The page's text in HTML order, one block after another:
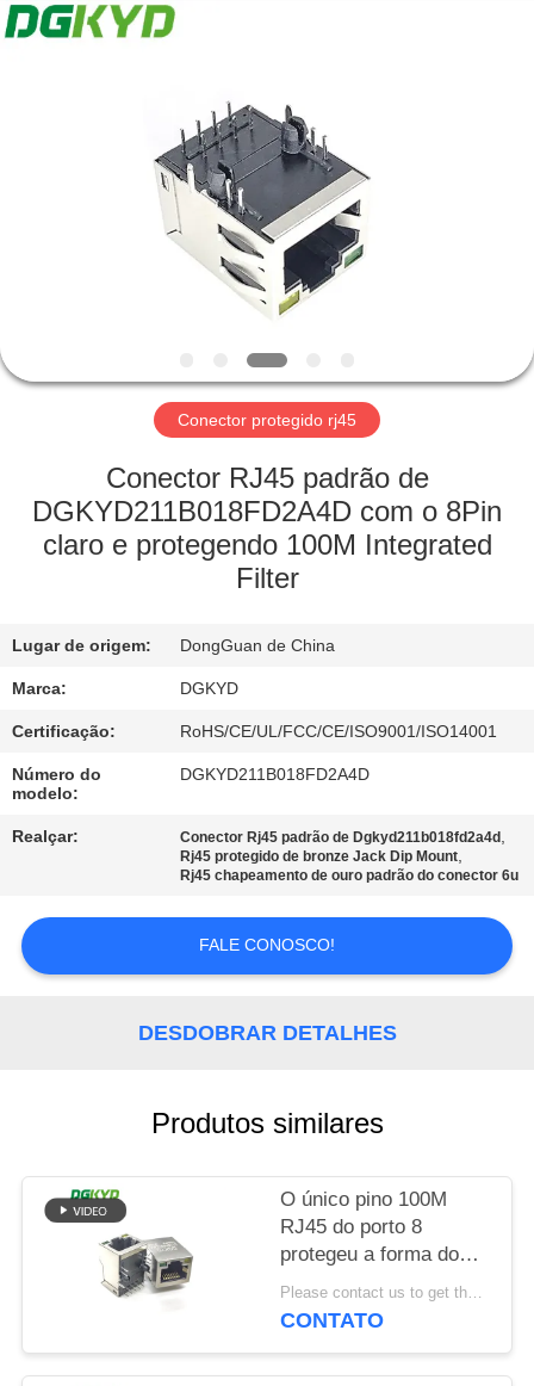
PRODUTOS
RV
EXCURSÃO
CONTROLE
DA
QUALIDADE
CONTACTE-
PEÇA
CITAÇÕES
POLÍTICA
PRIVACIDADE
Keyouda
Electronic
Conector protegido rj45
Conector RJ45 padrão de
DGKYD211B018FD2A4D com o 8Pin
claro e protegendo 100M Integrated
Filter
Lugar de origem: DongGuan de China
Marca: DGKYD
Certificação: RoHS/CE/UL/FCC/CE/ISO9001/ISO14001
Número do
modelo:
DGKYD211B018FD2A4D
Realçar: Conector Rj45 padrão de Dgkyd211b018fd2a4d ,
Rj45 protegido de bronze Jack Dip Mount,
Rj45 chapeamento de ouro padrão do conector 6u
FALE CONOSCO!
DESDOBRAR DETALHES
Produtos similares
O único pino 100M
RJ45 do porto 8
protegeu a forma do
retângulo do conector Please contact us to get the latest price. MOQ:Negociação
CONTATO